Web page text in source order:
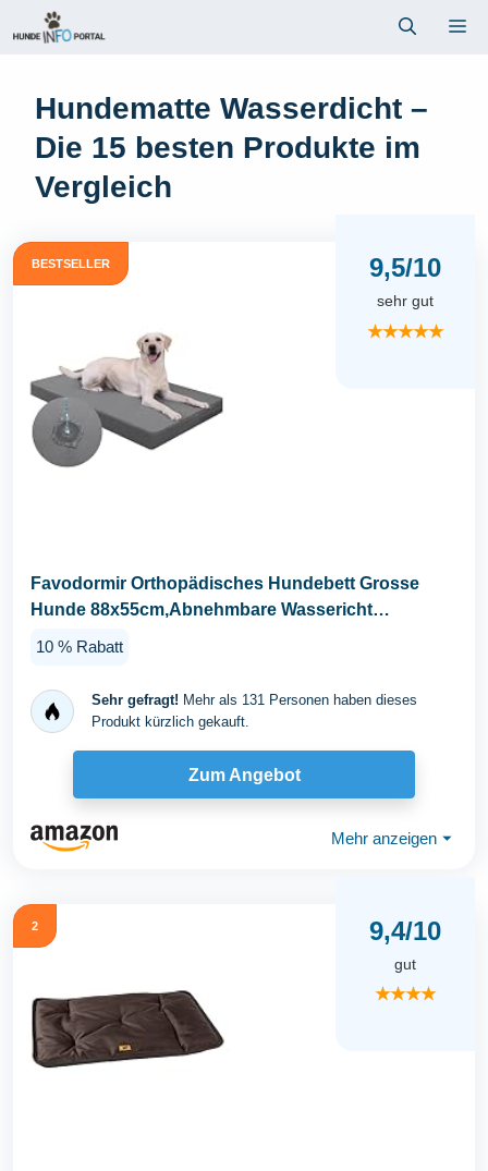
Inhalt
Hundematte Wasserdicht –
Die 15 besten Produkte im
Vergleich
BESTSELLER 9,5/10
sehr gut
★★★★★
Favodormir Orthopädisches Hundebett Grosse
Hunde 88x55cm,Abnehmbare Wassericht
10 % Rabatt
Sehr gefragt! Mehr als 131 Personen haben dieses
Produkt kürzlich gekauft.
Zum Angebot
Mehr anzeigen ⏷
2 9,4/10
gut
★★★★